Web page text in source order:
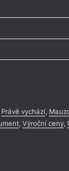
rubrika
Právě vychází,
, Výroční ceny,